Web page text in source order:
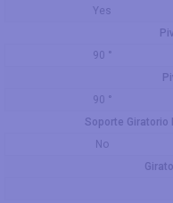
Yes
90 °
90 °
Soporte Giratorio
No